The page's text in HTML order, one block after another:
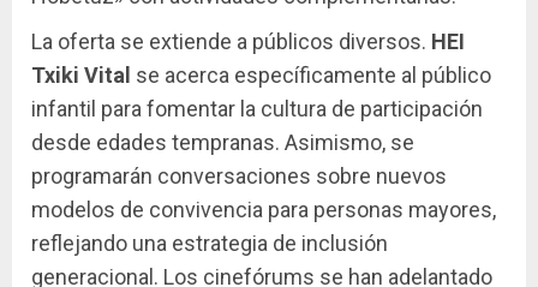
La oferta se extiende a públicos diversos. HEI
Txiki Vital se acerca específicamente al público
infantil para fomentar la cultura de participación
desde edades tempranas. Asimismo, se
programarán conversaciones sobre nuevos
modelos de convivencia para personas mayores,
reflejando una estrategia de inclusión
generacional. Los cinefórums se han adelantado